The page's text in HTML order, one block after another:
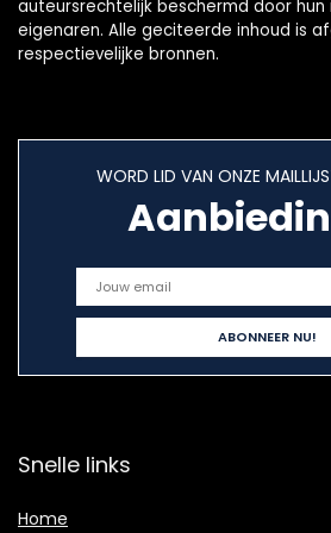
auteursrechtelijk beschermd door
eigenaren. Alle geciteerde inhoud is
respectievelijke bronnen.
WORD LID VAN ONZE
Snelle links
Home